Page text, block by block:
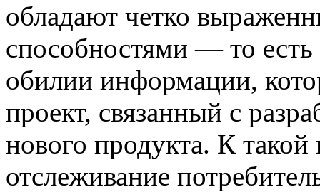
обладают четко
способностями — то
обилии информации,
проект, связанный с
нового продукта. К
отслеживание